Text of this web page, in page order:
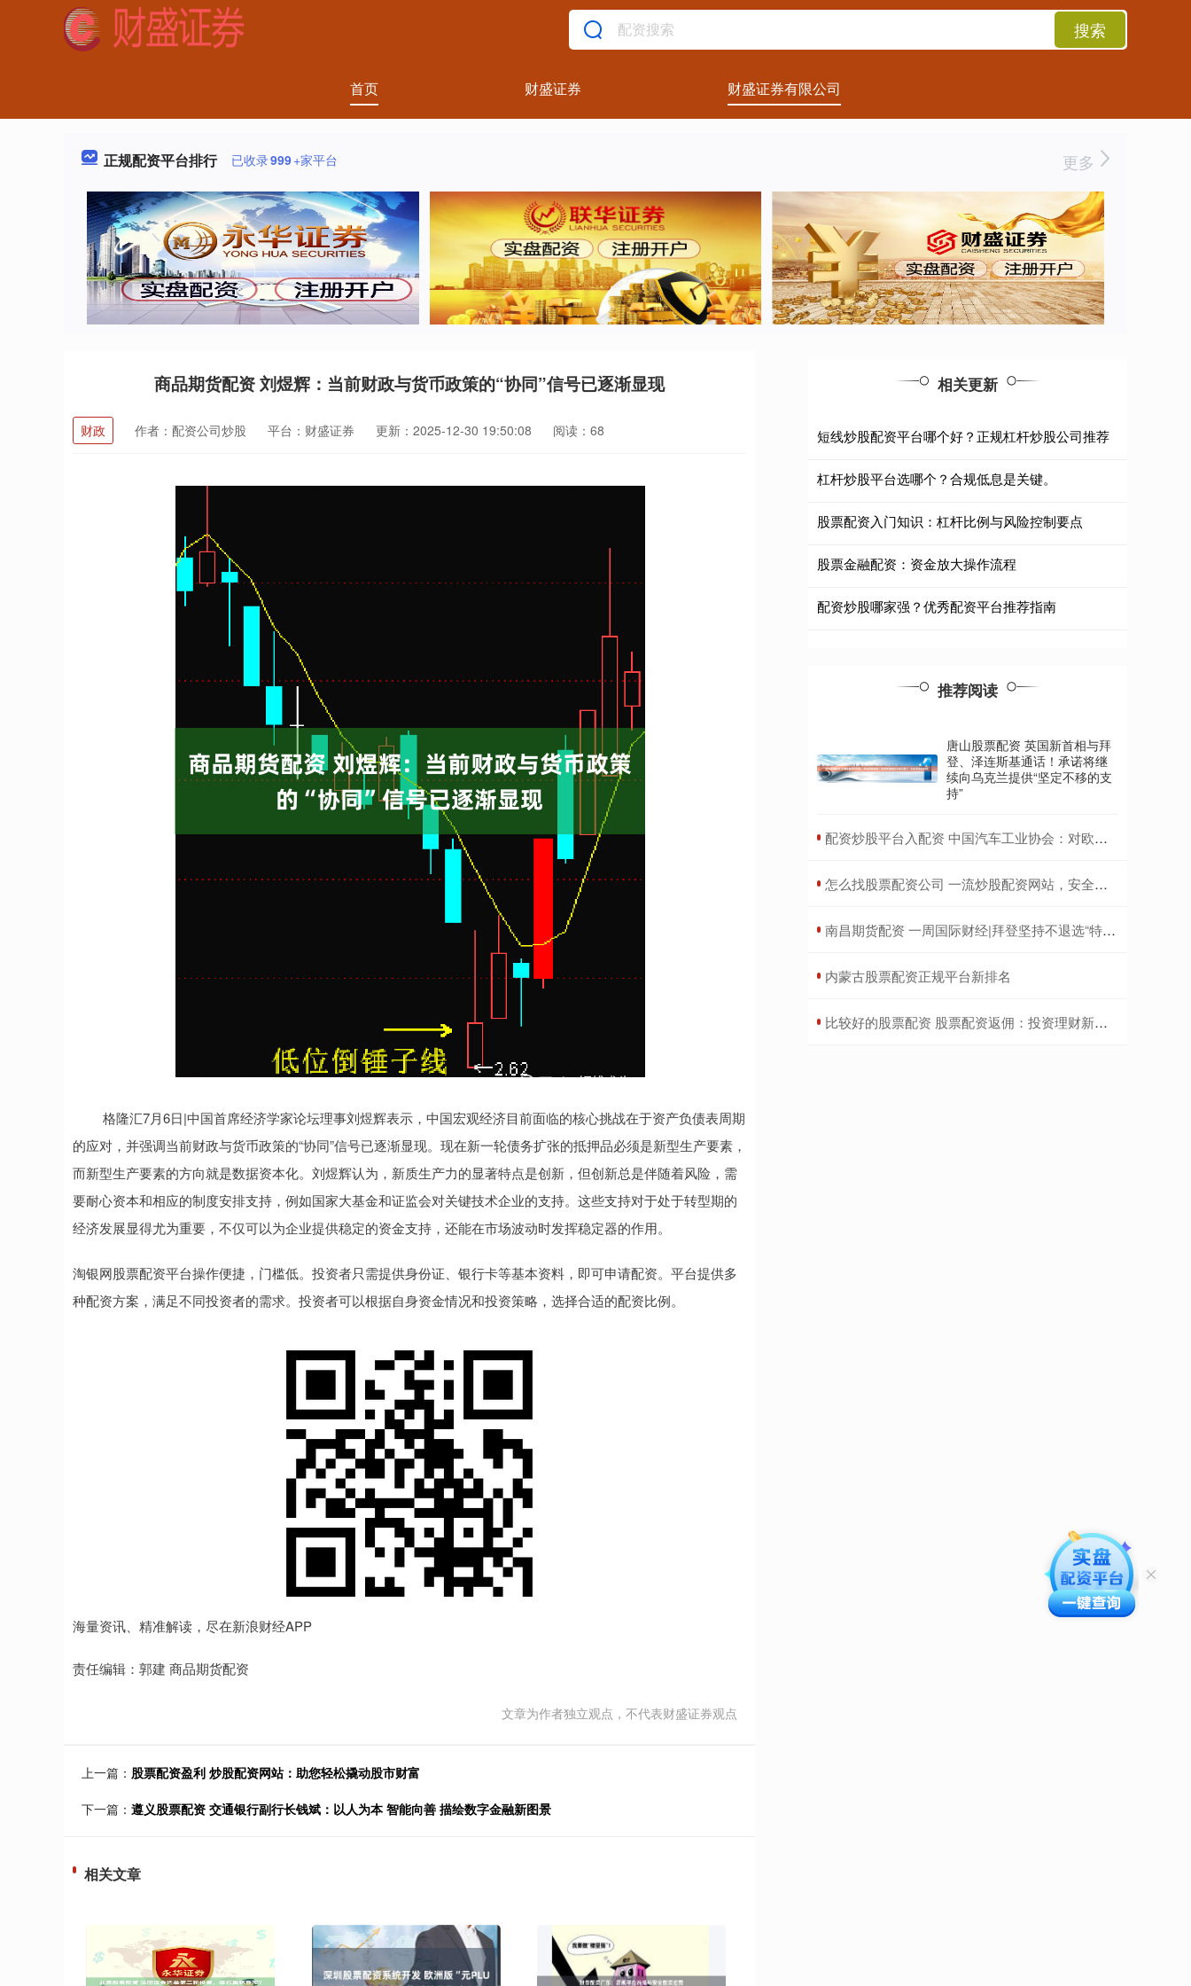
搜索
首页 财盛证券 财盛证券有限公司
正规配资平台排行 已收录999+家平台 更多
商品期货配资 刘煜辉：当前财政与货币政策的“协同”信号已逐渐显现
财政 作者：配资公司炒股 平台：财盛证券 更新：2025-12-30 19:50:08 阅读：68
格隆汇7月6日|中国首席经济学家论坛理事刘煜辉表示，中国宏观经济目前面临的核心挑战在于资产负债表周期
的应对，并强调当前财政与货币政策的“协同”信号已逐渐显现。现在新一轮债务扩张的抵押品必须是新型生产要素，
而新型生产要素的方向就是数据资本化。刘煜辉认为，新质生产力的显著特点是创新，但创新总是伴随着风险，需
要耐心资本和相应的制度安排支持，例如国家大基金和证监会对关键技术企业的支持。这些支持对于处于转型期的
经济发展显得尤为重要，不仅可以为企业提供稳定的资金支持，还能在市场波动时发挥稳定器的作用。
淘银网股票配资平台操作便捷，门槛低。投资者只需提供身份证、银行卡等基本资料，即可申请配资。平台提供多
种配资方案，满足不同投资者的需求。投资者可以根据自身资金情况和投资策略，选择合适的配资比例。
海量资讯、精准解读，尽在新浪财经APP
责任编辑：郭建 商品期货配资
文章为作者独立观点，不代表财盛证券观点
上一篇： 股票配资盈利 炒股配资网站：助您轻松撬动股市财富
下一篇： 遵义股票配资 交通银行副行长钱斌：以人为本 智能向善 描绘数字金融新图景
相关文章
相关更新
短线炒股配资平台哪个好？正规杠杆炒股公司推荐
杠杆炒股平台选哪个？合规低息是关键。
股票配资入门知识：杠杆比例与风险控制要点
股票金融配资：资金放大操作流程
配资炒股哪家强？优秀配资平台推荐指南
推荐阅读
唐山股票配资 英国新首相与拜
登、泽连斯基通话！承诺将继
续向乌克兰提供“坚定不移的支
持”
​配资炒股平台入配资 中国汽车工业协会：对欧委会披露的临时反补贴税率强烈不满
​怎么找股票配资公司 一流炒股配资网站，安全可靠，助您投资无忧
​南昌期货配资 一周国际财经|拜登坚持不退选“特朗普交易”再现市场 工党大胜 斯塔默出任英国首相 特斯拉惊现八连涨
​内蒙古股票配资正规平台新排名
​比较好的股票配资 股票配资返佣：投资理财新选择，轻松获利